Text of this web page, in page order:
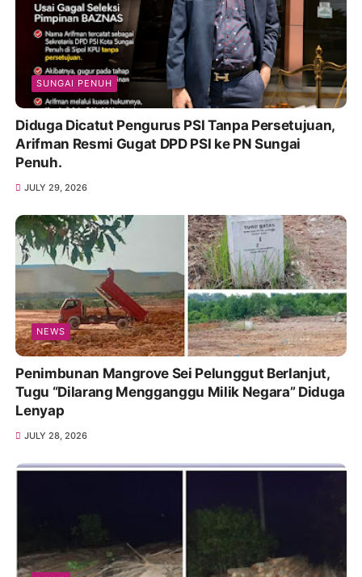
SUNGAI PENUH
Diduga Dicatut Pengurus PSI Tanpa Persetujuan,
Arifman Resmi Gugat DPD PSI ke PN Sungai
Penuh.
JULY 29, 2026
NEWS
Penimbunan Mangrove Sei Pelunggut Berlanjut,
Tugu “Dilarang Mengganggu Milik Negara” Diduga
Lenyap
JULY 28, 2026